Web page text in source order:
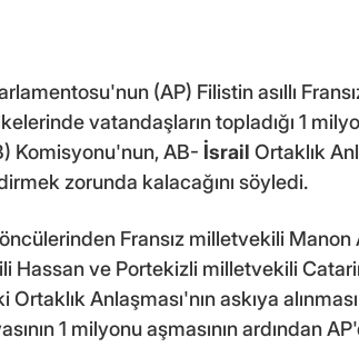
(AP) Filistin asıllı
vatandaşların topladığı 1
Komisyonu'nun, AB- İsrail Ortaklık
zorunda kalacağını söyledi.
Fransız milletvekili Manon
Hassan ve Portekizli milletvekili
Ortaklık Anlaşması'nın askıya
1 milyonu aşmasının ardından